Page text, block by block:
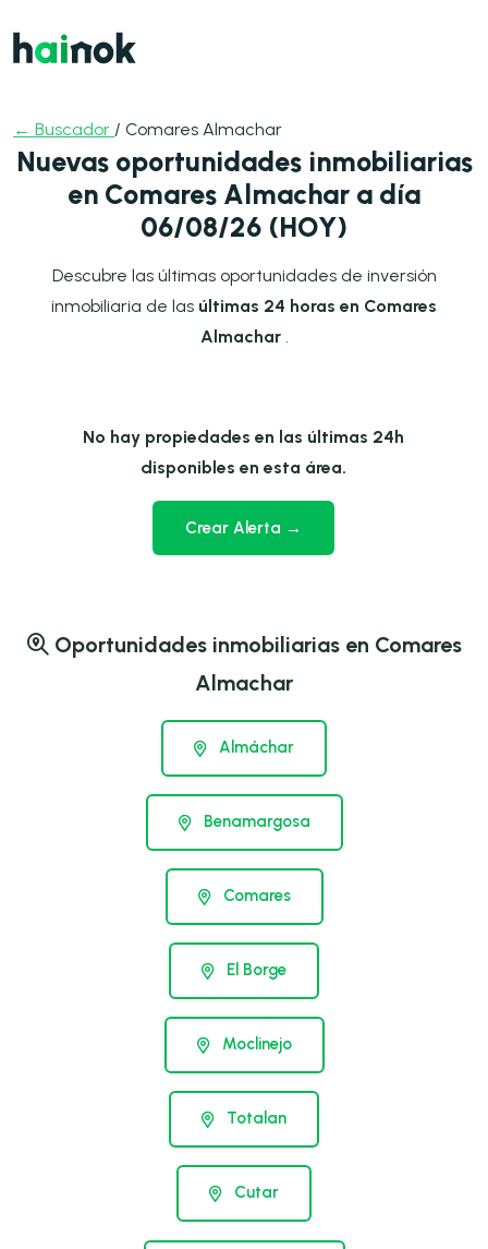
← Buscador / Comares Almachar
Nuevas oportunidades inmobiliarias
en Comares Almachar a día
06/08/26 (HOY)
Descubre las últimas oportunidades de inversión
inmobiliaria de las últimas 24 horas en Comares
Almachar.
No hay propiedades en las últimas 24h
disponibles en esta área.
Crear Alerta →
Oportunidades inmobiliarias en Comares
Almachar
Almáchar
Benamargosa
Comares
El Borge
Moclinejo
Totalan
Cutar